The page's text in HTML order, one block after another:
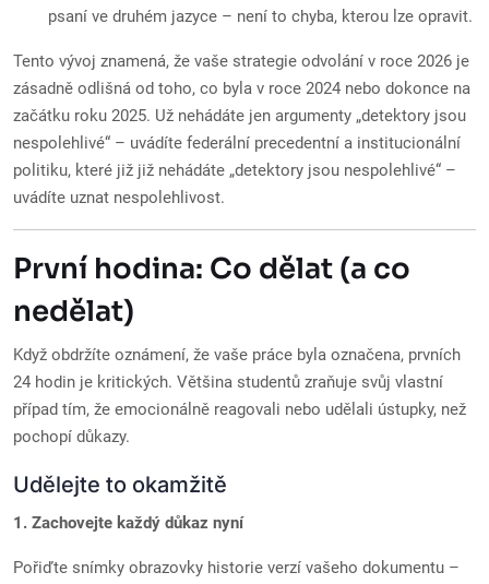
psaní ve druhém jazyce – není to chyba, kterou lze opravit.
Tento vývoj znamená, že vaše strategie odvolání v roce 2026 je
zásadně odlišná od toho, co byla v roce 2024 nebo dokonce na
začátku roku 2025. Už nehádáte jen argumenty „detektory jsou
nespolehlivé“ – uvádíte federální precedentní a institucionální
politiku, které již již nehádáte „detektory jsou nespolehlivé“ –
uvádíte uznat nespolehlivost.
První hodina: Co dělat (a co
nedělat)
Když obdržíte oznámení, že vaše práce byla označena, prvních
24 hodin je kritických. Většina studentů zraňuje svůj vlastní
případ tím, že emocionálně reagovali nebo udělali ústupky, než
pochopí důkazy.
Udělejte to okamžitě
1. Zachovejte každý důkaz nyní
Pořiďte snímky obrazovky historie verzí vašeho dokumentu –